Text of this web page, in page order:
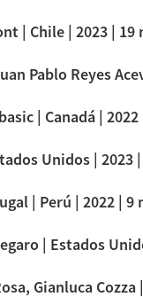
| Chile | 2023 | 19
Pablo Reyes
| Canadá |
Unidos | 2023
| Perú | 2022 | 9
| Estados
Gianluca